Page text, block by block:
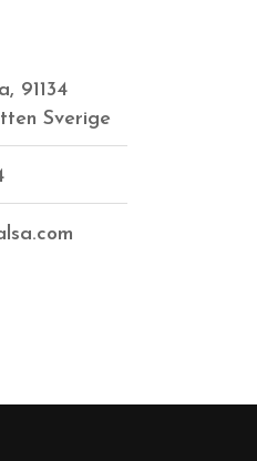
91134
Sverige